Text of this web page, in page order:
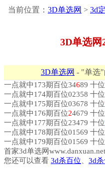
当前位置： 3D单选网 > 3d
3D单选网
3D单选网 - "单选"
一点就中173期百位34689 十
一点就中174期百位02358 十
一点就中175期百位03678 十
一点就中176期百位24679 十
一点就中177期百位23479 十位
一点就中178期百位01569 十
一点就中179期百位01569 十
首家3d单选网
您还可以查看 3d杀百位 3d